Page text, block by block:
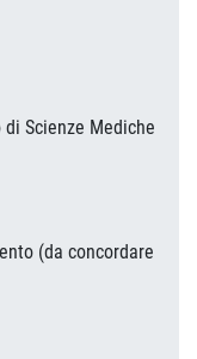
Scienze Mediche
(da concordare